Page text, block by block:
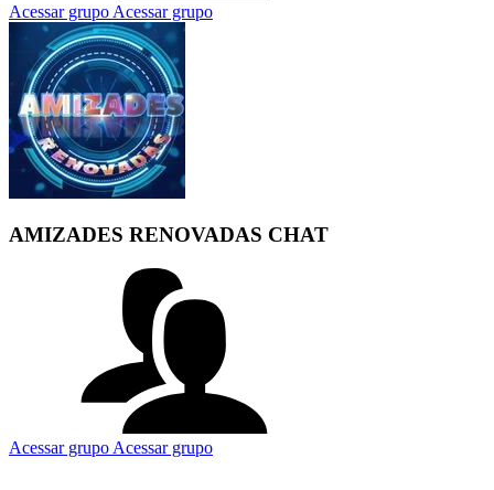
Acessar grupo Acessar grupo
AMIZADES RENOVADAS CHAT
Acessar grupo Acessar grupo